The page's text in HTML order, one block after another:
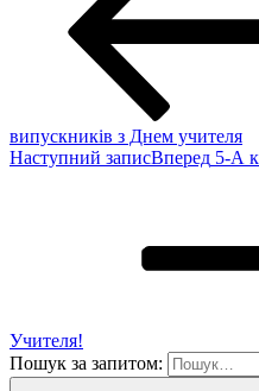
випускників з Днем учителя
Наступний записВперед 5-А
Учителя!
Пошук за запитом: